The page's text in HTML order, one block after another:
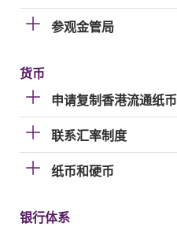
参观金管局
货币
申请复制香港流通纸币
联系汇率制度
纸币和硬币
银行体系